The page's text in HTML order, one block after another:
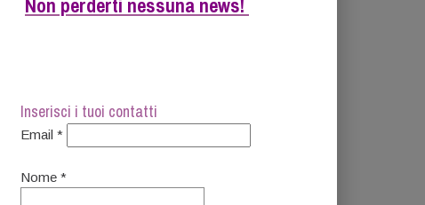
Le ricerche e l’esperienza clinica indicano come
persona;
Non perderti nessuna news!
Inserisci i tuoi contatti
Email *
Nome *